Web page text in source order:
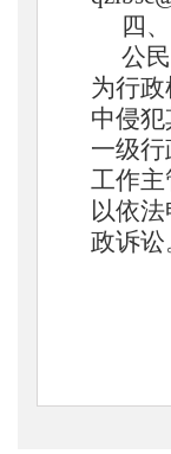
四
公
为行
中侵
一级
工作
以依
政诉讼